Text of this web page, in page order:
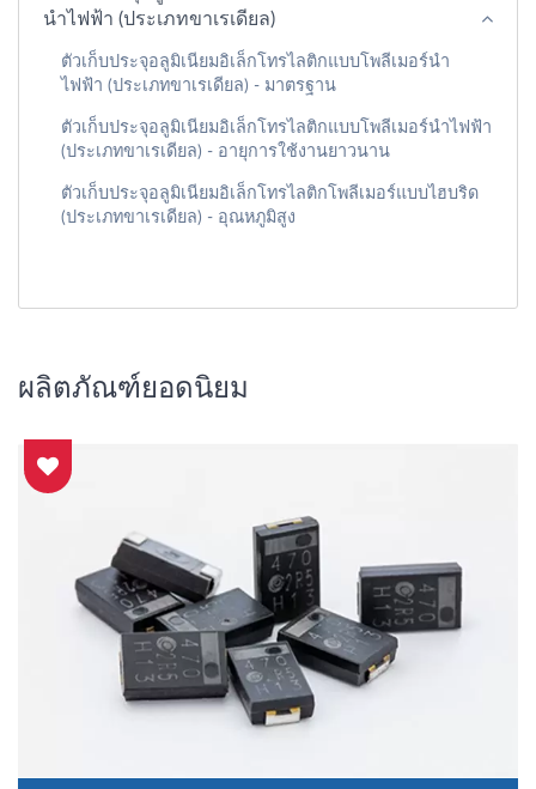
นำไฟฟ้า (ประเภทขาเรเดียล)
ตัวเก็บประจุอลูมิเนียมอิเล็กโทรไลติกแบบโพลีเมอร์นำ
ไฟฟ้า (ประเภทขาเรเดียล) - มาตรฐาน
ตัวเก็บประจุอลูมิเนียมอิเล็กโทรไลติกแบบโพลีเมอร์นำไฟฟ้า
(ประเภทขาเรเดียล) - อายุการใช้งานยาวนาน
ตัวเก็บประจุอลูมิเนียมอิเล็กโทรไลติกโพลีเมอร์แบบไฮบริด
(ประเภทขาเรเดียล) - อุณหภูมิสูง
ผลิตภัณฑ์ยอดนิยม